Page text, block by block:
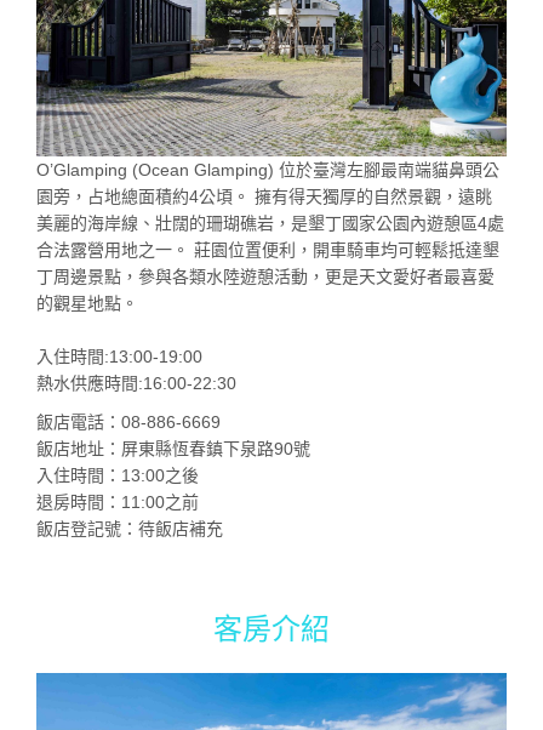
O’Glamping (Ocean Glamping) 位於臺灣左腳最南端貓鼻頭公
園旁，占地總面積約4公頃。 擁有得天獨厚的自然景觀，遠眺
美麗的海岸線、壯闊的珊瑚礁岩，是墾丁國家公園內遊憩區4處
合法露營用地之一。 莊園位置便利，開車騎車均可輕鬆抵達墾
丁周邊景點，參與各類水陸遊憩活動，更是天文愛好者最喜愛
的觀星地點。
入住時間:13:00-19:00
熱水供應時間:16:00-22:30
飯店電話：08-886-6669
飯店地址：屏東縣恆春鎮下泉路90號
入住時間：13:00之後
退房時間：11:00之前
飯店登記號：待飯店補充
客房介紹